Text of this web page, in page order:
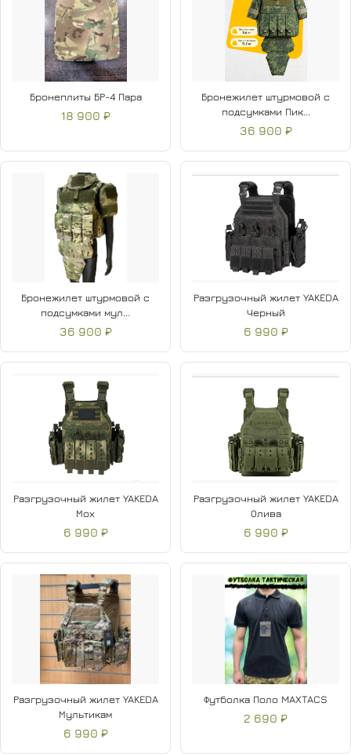
Бронеплиты БР-4 Пара
18 900 ₽
Бронежилет штурмовой с
подсумками Пик...
36 900 ₽
Бронежилет штурмовой с
подсумками мул...
36 900 ₽
Разгрузочный жилет YAKEDA
Черный
6 990 ₽
Разгрузочный жилет YAKEDA
Мох
6 990 ₽
Разгрузочный жилет YAKEDA
Олива
6 990 ₽
Разгрузочный жилет YAKEDA
Мультикам
6 990 ₽
Футболка Поло MAXTACS
2 690 ₽